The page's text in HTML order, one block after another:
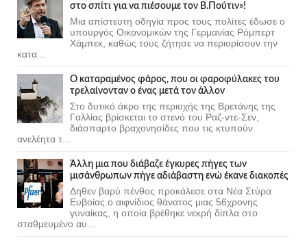
στο σπίτι για να πιέσουμε τον Β.Πούτιν»!
Μια απίστευτη οδηγία προς τους πολίτες έδωσε ο
υπουργός Οικονομικών της Γερμανίας Ρόμπερτ
Χάμπεκ, καθώς τους ζήτησε να περιορίσουν την
κατα...
Ο καταραμένος φάρος, που οι φαροφύλακες του
τρελαίνονταν ο ένας μετά τον άλλον
Στο δυτικό άκρο της περιοχής της Βρετάνης της
Γαλλίας βρίσκεται το στενό του Ραζ-ντε-Σεν,
διάσπαρτο βραχονησίδες που τις κτυπούν
ανελέητα τ...
Άλλη μια που διάβαζε έγκυρες πήγες των
μισάνθρωπων πήγε αδιάβαστη ενώ έκανε διακοπές
Δηθεν βαρύ πένθος προκάλεσε στα Νέα Στύρα
Ευβοίας ο αιφνίδιος θάνατος μιας 56χρονης
γυναίκας, η οποία βρέθηκε νεκρή δίπλα στο
σταθμευμένο αυ...